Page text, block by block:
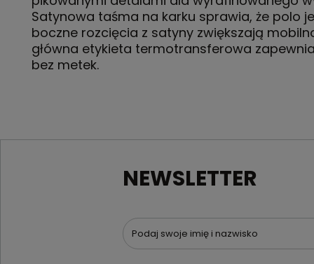
Satynowa taśma na karku sprawia, że polo
boczne rozcięcia z satyny zwiększają
główna etykieta termotransferowa
bez metek.
NEWSLETTER
Podaj swoje imię i nazwisko